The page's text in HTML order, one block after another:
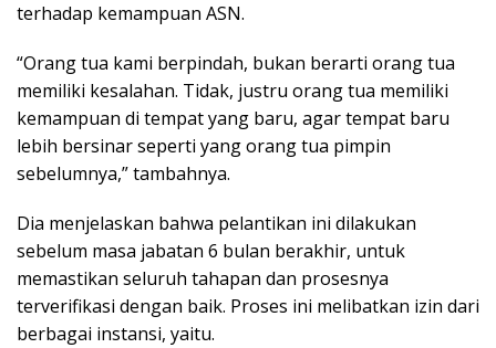
terhadap kemampuan ASN.
“Orang tua kami berpindah, bukan berarti orang tua
memiliki kesalahan. Tidak, justru orang tua memiliki
kemampuan di tempat yang baru, agar tempat baru
lebih bersinar seperti yang orang tua pimpin
sebelumnya,” tambahnya.
Dia menjelaskan bahwa pelantikan ini dilakukan
sebelum masa jabatan 6 bulan berakhir, untuk
memastikan seluruh tahapan dan prosesnya
terverifikasi dengan baik. Proses ini melibatkan izin dari
berbagai instansi, yaitu.